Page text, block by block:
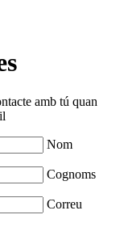
amb tú quan
Nom
Cognoms
Correu